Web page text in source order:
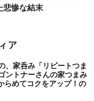
悲惨な結末
、家呑み「リピートつま
ントナーさんの家つまみ
めてコクをアップ！の